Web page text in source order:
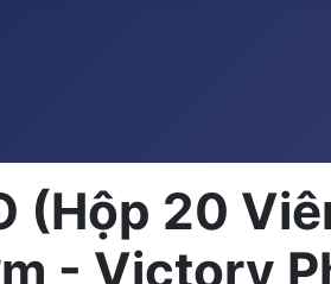
(Hộp 20
- Victory